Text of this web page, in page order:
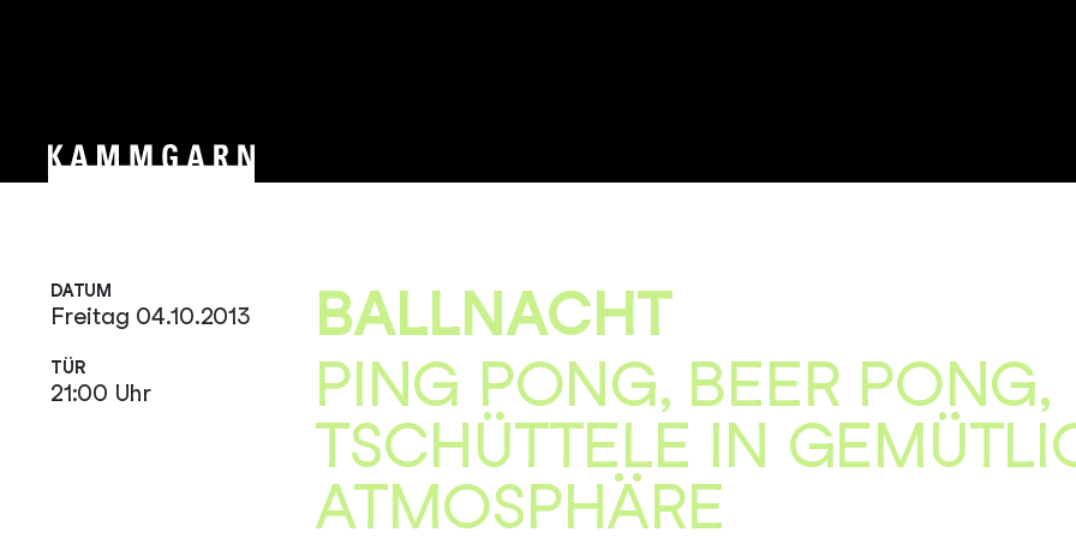
DATUM
Freitag 04.10.2013
TÜR
21:00 Uhr
BALLNACHT
PING PONG, BEER PONG,
TSCHÜTTELE IN
ATMOSPHÄRE